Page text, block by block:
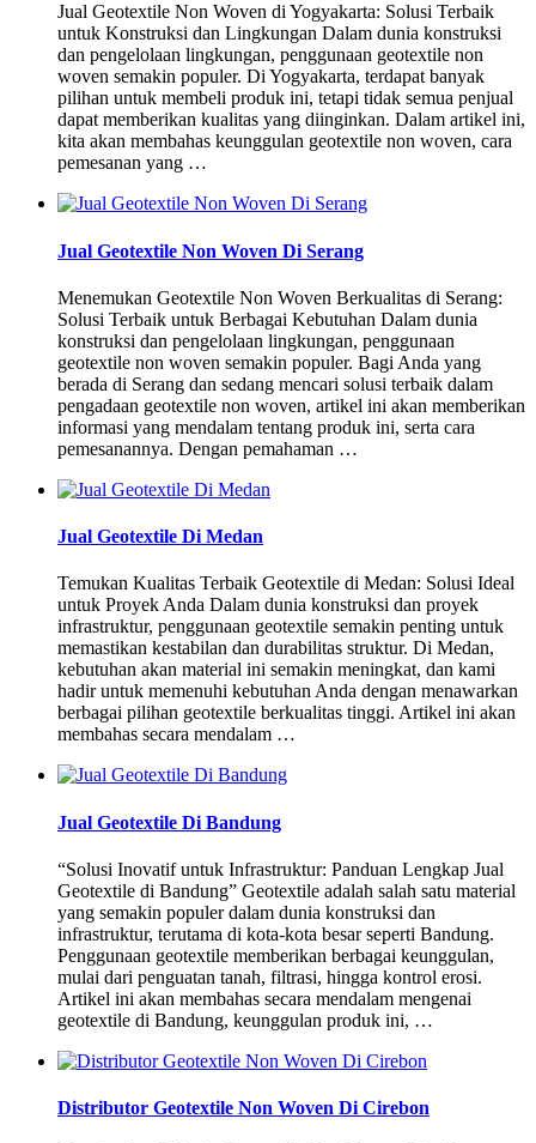
Jual Geotextile Non Woven di Yogyakarta: Solusi Terbaik
untuk Konstruksi dan Lingkungan Dalam dunia konstruksi
dan pengelolaan lingkungan, penggunaan geotextile non
woven semakin populer. Di Yogyakarta, terdapat banyak
pilihan untuk membeli produk ini, tetapi tidak semua penjual
dapat memberikan kualitas yang diinginkan. Dalam artikel ini,
kita akan membahas keunggulan geotextile non woven, cara
pemesanan yang …
Jual Geotextile Non Woven Di Serang
Menemukan Geotextile Non Woven Berkualitas di Serang:
Solusi Terbaik untuk Berbagai Kebutuhan Dalam dunia
konstruksi dan pengelolaan lingkungan, penggunaan
geotextile non woven semakin populer. Bagi Anda yang
berada di Serang dan sedang mencari solusi terbaik dalam
pengadaan geotextile non woven, artikel ini akan memberikan
informasi yang mendalam tentang produk ini, serta cara
pemesanannya. Dengan pemahaman …
Jual Geotextile Di Medan
Temukan Kualitas Terbaik Geotextile di Medan: Solusi Ideal
untuk Proyek Anda Dalam dunia konstruksi dan proyek
infrastruktur, penggunaan geotextile semakin penting untuk
memastikan kestabilan dan durabilitas struktur. Di Medan,
kebutuhan akan material ini semakin meningkat, dan kami
hadir untuk memenuhi kebutuhan Anda dengan menawarkan
berbagai pilihan geotextile berkualitas tinggi. Artikel ini akan
membahas secara mendalam …
Jual Geotextile Di Bandung
“Solusi Inovatif untuk Infrastruktur: Panduan Lengkap Jual
Geotextile di Bandung” Geotextile adalah salah satu material
yang semakin populer dalam dunia konstruksi dan
infrastruktur, terutama di kota-kota besar seperti Bandung.
Penggunaan geotextile memberikan berbagai keunggulan,
mulai dari penguatan tanah, filtrasi, hingga kontrol erosi.
Artikel ini akan membahas secara mendalam mengenai
geotextile di Bandung, keunggulan produk ini, …
Distributor Geotextile Non Woven Di Cirebon